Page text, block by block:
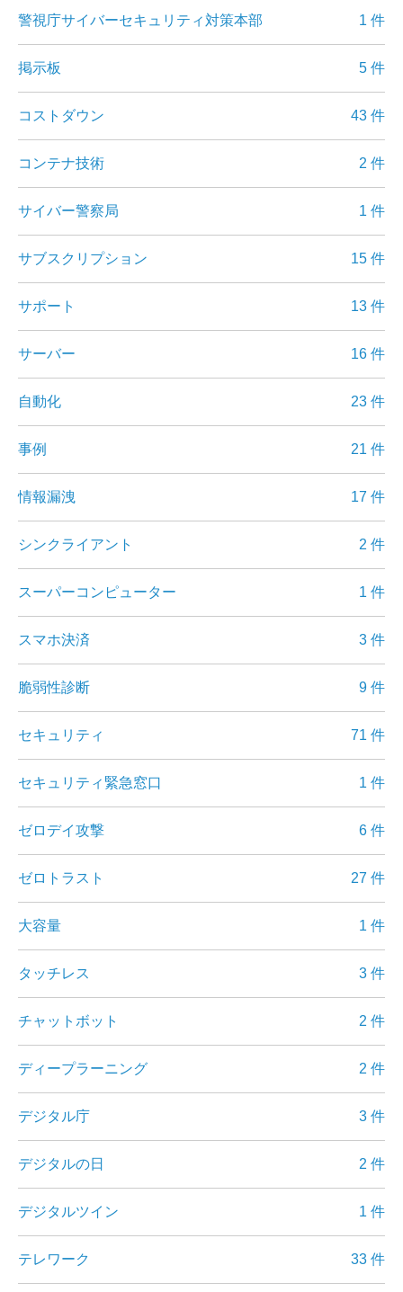
警視庁サイバーセキュリティ対策本部 1 件
掲示板 5 件
コストダウン 43 件
コンテナ技術 2 件
サイバー警察局 1 件
サブスクリプション 15 件
サポート 13 件
サーバー 16 件
自動化 23 件
事例 21 件
情報漏洩 17 件
シンクライアント 2 件
スーパーコンピューター 1 件
スマホ決済 3 件
脆弱性診断 9 件
セキュリティ 71 件
セキュリティ緊急窓口 1 件
ゼロデイ攻撃 6 件
ゼロトラスト 27 件
大容量 1 件
タッチレス 3 件
チャットボット 2 件
ディープラーニング 2 件
デジタル庁 3 件
デジタルの日 2 件
デジタルツイン 1 件
テレワーク 33 件